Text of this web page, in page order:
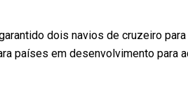
dois navios de cruzeiro
países em desenvolvimento para